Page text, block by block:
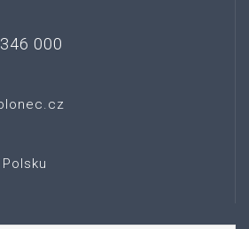
000